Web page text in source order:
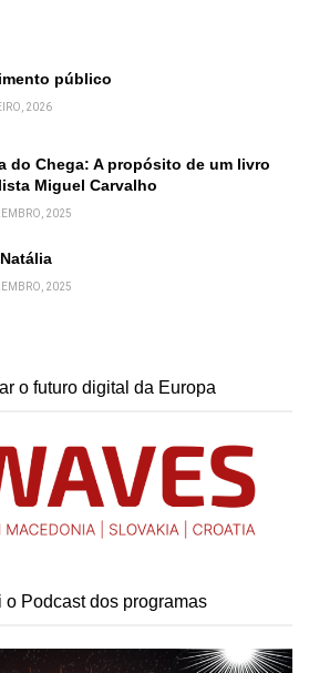
público
2026
do Chega: A propósito de um livro
Miguel Carvalho
2025
2025
o futuro digital da Europa
Podcast dos programas